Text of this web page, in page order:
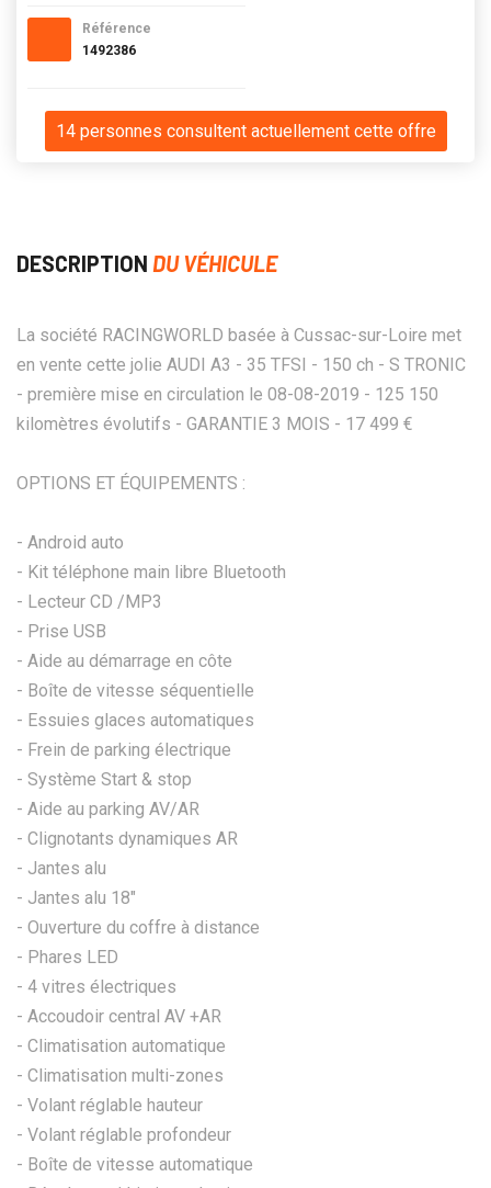
Référence
1492386
14 personnes consultent actuellement cette offre
DESCRIPTION DU VÉHICULE
La société RACINGWORLD basée à Cussac-sur-Loire met
en vente cette jolie AUDI A3 - 35 TFSI - 150 ch - S TRONIC
- première mise en circulation le 08-08-2019 - 125 150
kilomètres évolutifs - GARANTIE 3 MOIS - 17 499 €
OPTIONS ET ÉQUIPEMENTS :
- Android auto
- Kit téléphone main libre Bluetooth
- Lecteur CD /MP3
- Prise USB
- Aide au démarrage en côte
- Boîte de vitesse séquentielle
- Essuies glaces automatiques
- Frein de parking électrique
- Système Start & stop
- Aide au parking AV/AR
- Clignotants dynamiques AR
- Jantes alu
- Jantes alu 18"
- Ouverture du coffre à distance
- Phares LED
- 4 vitres électriques
- Accoudoir central AV +AR
- Climatisation automatique
- Climatisation multi-zones
- Volant réglable hauteur
- Volant réglable profondeur
- Boîte de vitesse automatique